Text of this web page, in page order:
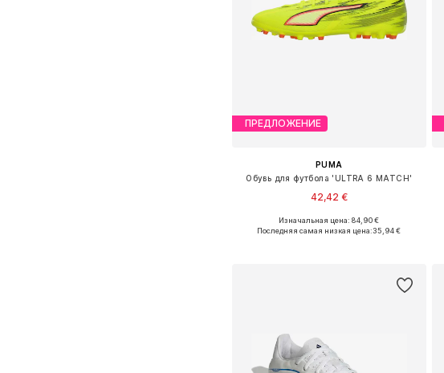
ПРЕДЛОЖЕНИЕ
PUMA
Обувь для футбола 'ULTRA 6 MATCH'
42,42 €
Доступно множество размеров
Изначальная цена: 84,90 €
Последняя самая низкая цена:35,94 €